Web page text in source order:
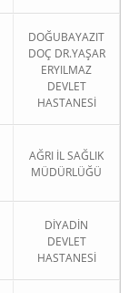
DOĞUBAYAZIT
DOÇ DR.YAŞAR
ERYILMAZ
DEVLET
HASTANESİ
AĞRI İL SAĞLIK
MÜDÜRLÜĞÜ
DİYADİN
DEVLET
HASTANESİ